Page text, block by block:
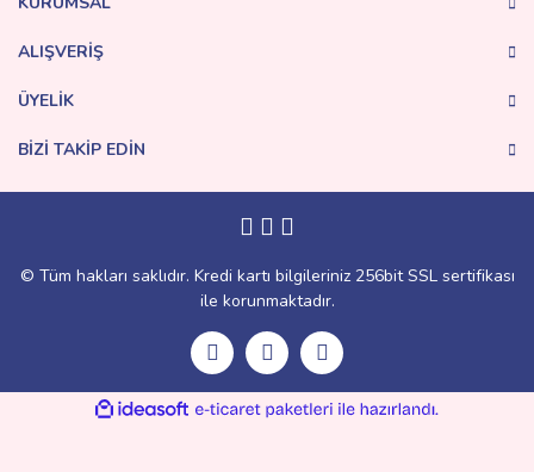
ALIŞVERİŞ
ÜYELİK
BİZİ TAKİP EDİN
© Tüm hakları saklıdır. Kredi kartı bilgileriniz 256bit SSL sertifikası
ile korunmaktadır.
ideasoft
e-